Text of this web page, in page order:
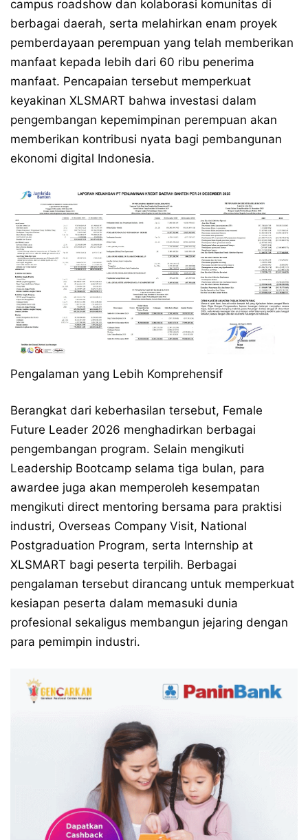
campus roadshow dan kolaborasi komunitas di
berbagai daerah, serta melahirkan enam proyek
pemberdayaan perempuan yang telah memberikan
manfaat kepada lebih dari 60 ribu penerima
manfaat. Pencapaian tersebut memperkuat
keyakinan XLSMART bahwa investasi dalam
pengembangan kepemimpinan perempuan akan
memberikan kontribusi nyata bagi pembangunan
ekonomi digital Indonesia.
Pengalaman yang Lebih Komprehensif
Berangkat dari keberhasilan tersebut, Female
Future Leader 2026 menghadirkan berbagai
pengembangan program. Selain mengikuti
Leadership Bootcamp selama tiga bulan, para
awardee juga akan memperoleh kesempatan
mengikuti direct mentoring bersama para praktisi
industri, Overseas Company Visit, National
Postgraduation Program, serta Internship at
XLSMART bagi peserta terpilih. Berbagai
pengalaman tersebut dirancang untuk memperkuat
kesiapan peserta dalam memasuki dunia
profesional sekaligus membangun jejaring dengan
para pemimpin industri.